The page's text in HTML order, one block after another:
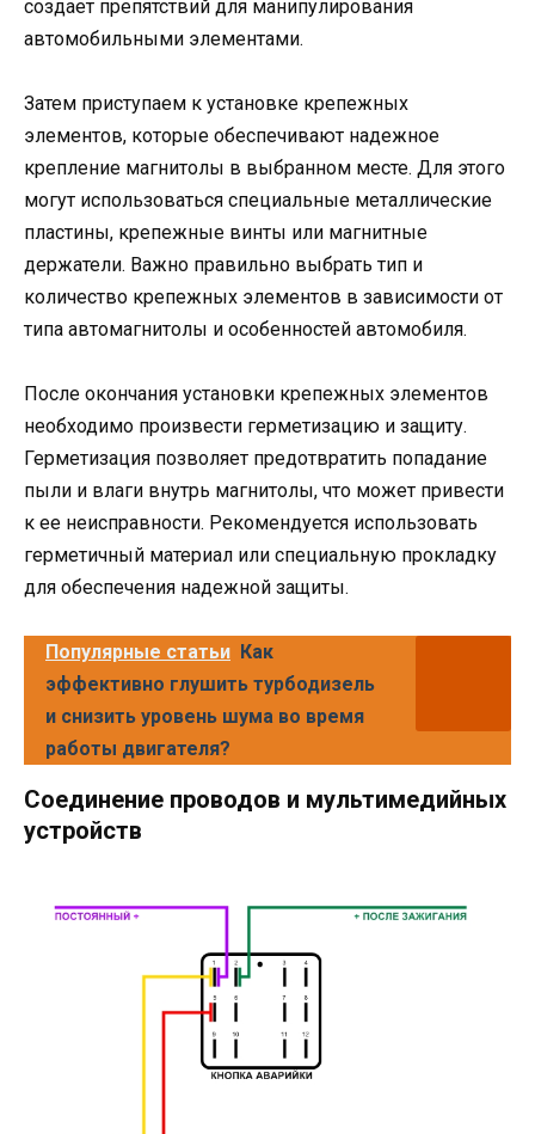
создает препятствий для манипулирования
автомобильными элементами.
Затем приступаем к установке крепежных
элементов, которые обеспечивают надежное
крепление магнитолы в выбранном месте. Для этого
могут использоваться специальные металлические
пластины, крепежные винты или магнитные
держатели. Важно правильно выбрать тип и
количество крепежных элементов в зависимости от
типа автомагнитолы и особенностей автомобиля.
После окончания установки крепежных элементов
необходимо произвести герметизацию и защиту.
Герметизация позволяет предотвратить попадание
пыли и влаги внутрь магнитолы, что может привести
к ее неисправности. Рекомендуется использовать
герметичный материал или специальную прокладку
для обеспечения надежной защиты.
Популярные статьи Как
эффективно глушить турбодизель
и снизить уровень шума во время
работы двигателя?
Соединение проводов и мультимедийных
устройств